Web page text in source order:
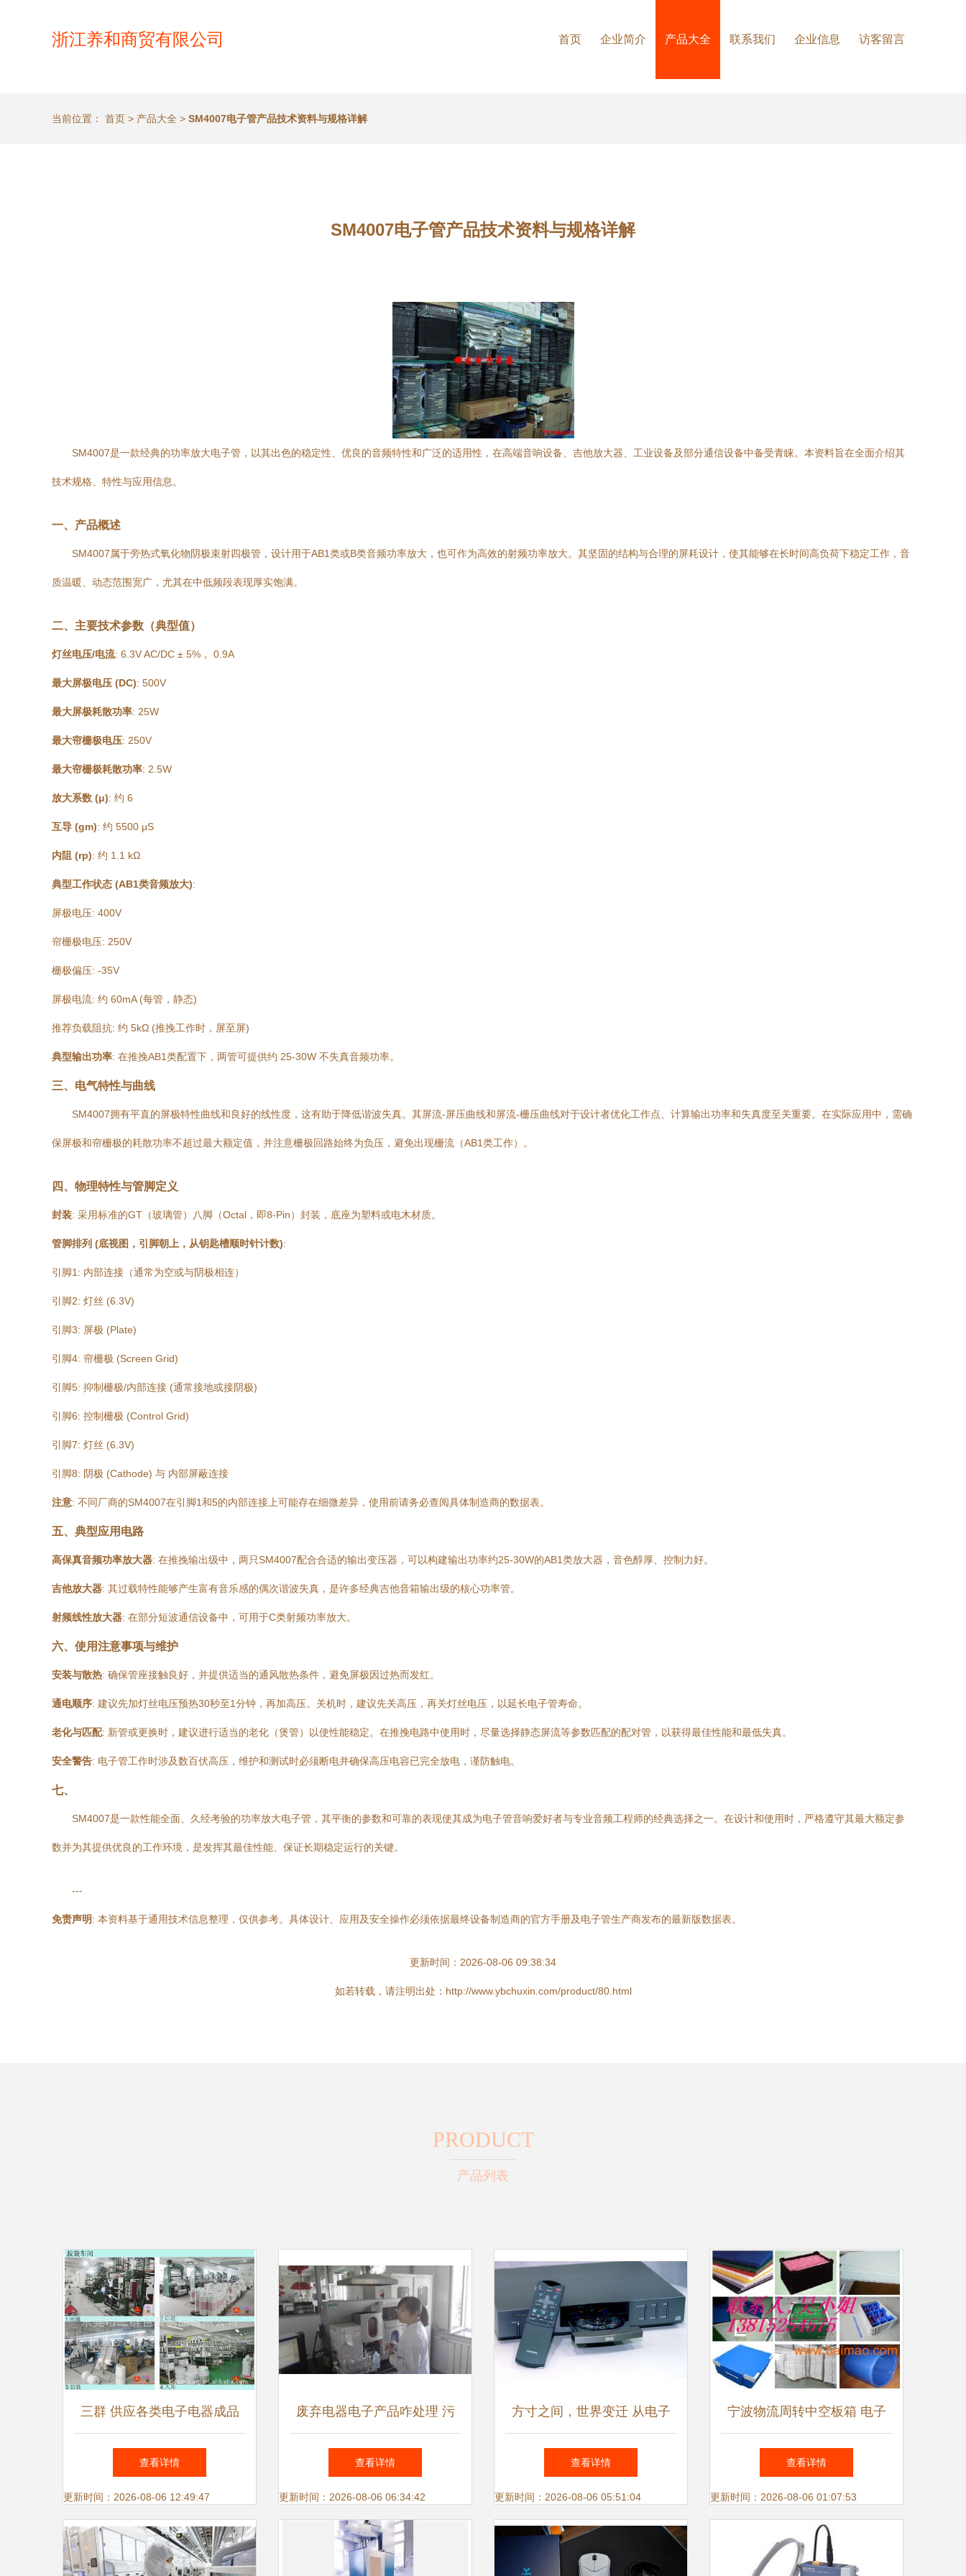
浙江养和商贸有限公司 首页 企业简介 产品大全 联系我们 企业信息 访客留言
当前位置： 首页 > 产品大全 > SM4007电子管产品技术资料与规格详解
SM4007电子管产品技术资料与规格详解
SM4007是一款经典的功率放大电子管，以其出色的稳定性、优良的音频特性和广泛的适用性，在高端音响设备、吉他放大器、工业设备及部分通信设备中备受青睐。本资料旨在全面介绍其
技术规格、特性与应用信息。
一、产品概述
SM4007属于旁热式氧化物阴极束射四极管，设计用于AB1类或B类音频功率放大，也可作为高效的射频功率放大。其坚固的结构与合理的屏耗设计，使其能够在长时间高负荷下稳定工作，音
质温暖、动态范围宽广，尤其在中低频段表现厚实饱满。
二、主要技术参数（典型值）
灯丝电压/电流: 6.3V AC/DC ± 5%， 0.9A
最大屏极电压 (DC): 500V
最大屏极耗散功率: 25W
最大帘栅极电压: 250V
最大帘栅极耗散功率: 2.5W
放大系数 (μ): 约 6
互导 (gm): 约 5500 μS
内阻 (rp): 约 1.1 kΩ
典型工作状态 (AB1类音频放大):
屏极电压: 400V
帘栅极电压: 250V
栅极偏压: -35V
屏极电流: 约 60mA (每管，静态)
推荐负载阻抗: 约 5kΩ (推挽工作时，屏至屏)
典型输出功率: 在推挽AB1类配置下，两管可提供约 25-30W 不失真音频功率。
三、电气特性与曲线
SM4007拥有平直的屏极特性曲线和良好的线性度，这有助于降低谐波失真。其屏流-屏压曲线和屏流-栅压曲线对于设计者优化工作点、计算输出功率和失真度至关重要。在实际应用中，需确
保屏极和帘栅极的耗散功率不超过最大额定值，并注意栅极回路始终为负压，避免出现栅流（AB1类工作）。
四、物理特性与管脚定义
封装: 采用标准的GT（玻璃管）八脚（Octal，即8-Pin）封装，底座为塑料或电木材质。
管脚排列 (底视图，引脚朝上，从钥匙槽顺时针计数):
引脚1: 内部连接（通常为空或与阴极相连）
引脚2: 灯丝 (6.3V)
引脚3: 屏极 (Plate)
引脚4: 帘栅极 (Screen Grid)
引脚5: 抑制栅极/内部连接 (通常接地或接阴极)
引脚6: 控制栅极 (Control Grid)
引脚7: 灯丝 (6.3V)
引脚8: 阴极 (Cathode) 与 内部屏蔽连接
注意: 不同厂商的SM4007在引脚1和5的内部连接上可能存在细微差异，使用前请务必查阅具体制造商的数据表。
五、典型应用电路
高保真音频功率放大器: 在推挽输出级中，两只SM4007配合合适的输出变压器，可以构建输出功率约25-30W的AB1类放大器，音色醇厚、控制力好。
吉他放大器: 其过载特性能够产生富有音乐感的偶次谐波失真，是许多经典吉他音箱输出级的核心功率管。
射频线性放大器: 在部分短波通信设备中，可用于C类射频功率放大。
六、使用注意事项与维护
安装与散热: 确保管座接触良好，并提供适当的通风散热条件，避免屏极因过热而发红。
通电顺序: 建议先加灯丝电压预热30秒至1分钟，再加高压。关机时，建议先关高压，再关灯丝电压，以延长电子管寿命。
老化与匹配: 新管或更换时，建议进行适当的老化（煲管）以使性能稳定。在推挽电路中使用时，尽量选择静态屏流等参数匹配的配对管，以获得最佳性能和最低失真。
安全警告: 电子管工作时涉及数百伏高压，维护和测试时必须断电并确保高压电容已完全放电，谨防触电。
七、
SM4007是一款性能全面、久经考验的功率放大电子管，其平衡的参数和可靠的表现使其成为电子管音响爱好者与专业音频工程师的经典选择之一。在设计和使用时，严格遵守其最大额定参
数并为其提供优良的工作环境，是发挥其最佳性能、保证长期稳定运行的关键。
---
免责声明: 本资料基于通用技术信息整理，仅供参考。具体设计、应用及安全操作必须依据最终设备制造商的官方手册及电子管生产商发布的最新版数据表。
更新时间：2026-08-06 09:38:34
如若转载，请注明出处：http://www.ybchuxin.com/product/80.html
PRODUCT
产品列表
三群 供应各类电子电器成品
包装盒 产品配件包装盒 彩色
印刷
查看详情
更新时间：2026-08-06 12:49:47
废弃电器电子产品咋处理 污
水处理厂处理污水分几步 来
我省这四家环保单位参观全知
晓
查看详情
更新时间：2026-08-06 06:34:42
方寸之间，世界变迁 从电子
管到智慧屏的电视进化史
查看详情
更新时间：2026-08-06 05:51:04
宁波物流周转中空板箱 电子
产品包装的理想选择与市场行
情解析
查看详情
更新时间：2026-08-06 01:07:53